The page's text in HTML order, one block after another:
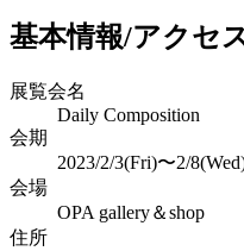
基本情報/アクセ
展覧会名
Daily Composition
会期
2023/2/3(Fri)〜2/
会場
OPA gallery＆shop
住所